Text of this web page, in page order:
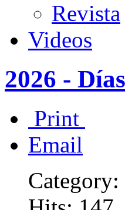
Revista
Videos
2026 -
Print
Email
Category: